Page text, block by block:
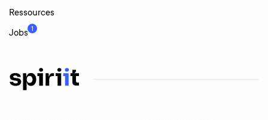
Ressources
Jobs 1